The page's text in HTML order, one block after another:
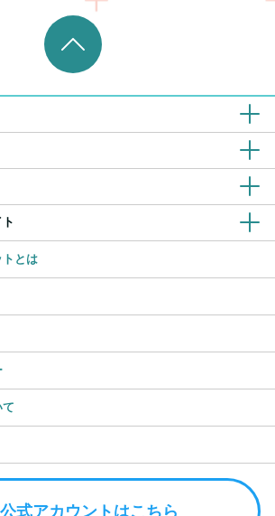
トとは
公式アカウントはこちら